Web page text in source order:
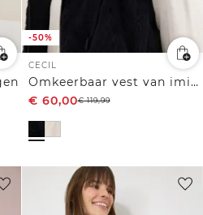
-50%
CECIL
Omkeerbaar vest van imitatiebont
€ 60,00€119,99